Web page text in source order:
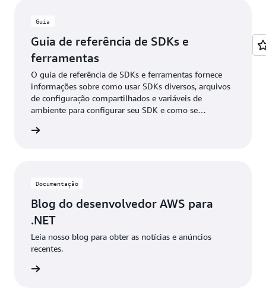
Guia
Guia de referência de SDKs e
ferramentas
O guia de referência de SDKs e ferramentas fornece
informações sobre como usar SDKs diversos, arquivos
de configuração compartilhados e variáveis de
ambiente para configurar seu SDK e como se
serviços da AWS.
Documentação
Blog do desenvolvedor AWS para
.NET
Leia nosso blog para obter as notícias e anúncios
recentes.